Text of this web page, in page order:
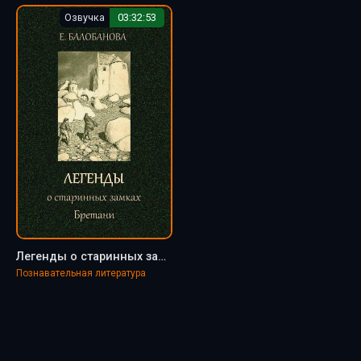
Озвучка 03:32:53
Легенды о старинных замках Бретани - Екатерина Балобанова
Познавательная литература